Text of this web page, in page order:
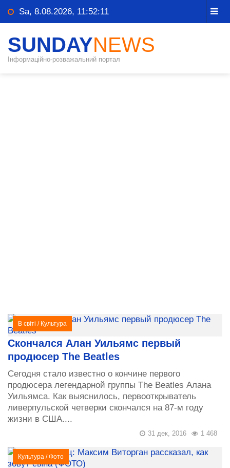
Sa, 8.08.2026, 11:52:11
SUNDAYNEWS
Інформаційно-розважальний портал
В світі / Культура
Скончался Алан Уильямс первый
продюсер The Beatles
Сегодня стало известно о кончине первого
продюсера легендарной группы The Beatles Алана
Уильямса. Как выяснилось, первооткрыватель
ливерпульской четверки скончался на 87-м году
жизни в США....
1 468
31 дек, 2016
Культура /Фото